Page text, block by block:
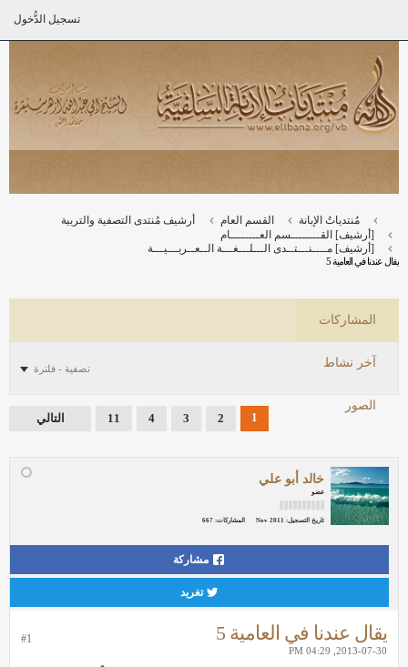
تسجيل الدُّخول
مُنتدياتُ الإبانة القسم العام
أرشيف مُنتدى التصفية والتربية
[أرشيف] القــــــــسم العــــــــام
[أرشيف] مــــنـــتــدى الـــلـــغـــة الــعــربـــيـــة
يقال عندنا في العامية 5
المشاركات
آخر نشاط
الصور
تصفية - فلترة
1
2
3
4
11 التالي
خالد أبو علي
عضو
تاريخ التسجيل: Nov 2011 المشاركات: 667
مشاركة
تغريد
#1 يقال عندنا في العامية 5
2013-07-30, 04:29 PM